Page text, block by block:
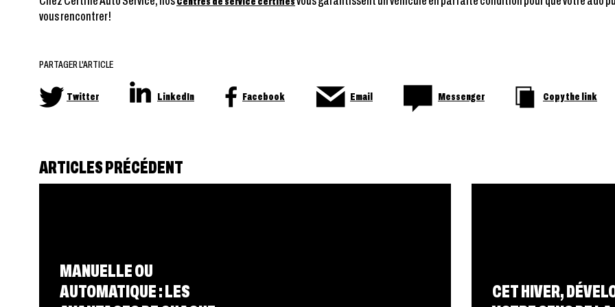
vous rencontrer!
PARTAGER L'ARTICLE
Twitter LinkedIn Facebook Email Messenger Copy the link
ARTICLES PRÉCÉDENT
MANUELLE OU
AUTOMATIQUE : LES
CET HIVER,